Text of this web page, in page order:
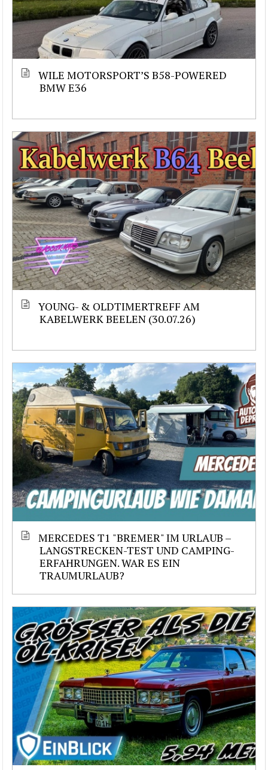
WILE MOTORSPORT’S B58-POWERED
BMW E36
YOUNG- & OLDTIMERTREFF AM
KABELWERK BEELEN (30.07.26)
MERCEDES T1 "BREMER" IM URLAUB –
LANGSTRECKEN-TEST UND CAMPING-
ERFAHRUNGEN. WAR ES EIN
TRAUMURLAUB?